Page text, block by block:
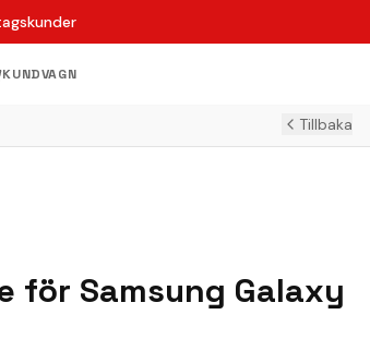
KUNDVAGN
Tillbaka
för Samsung Galaxy